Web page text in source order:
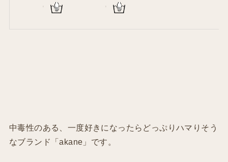
中毒性のある、一度好きになったらどっぷりハマりそう
なブランド「akane」です。